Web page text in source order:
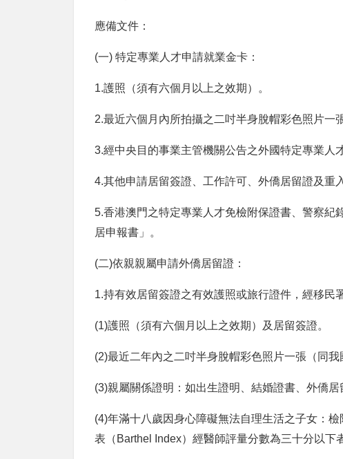
應備文件：
(一) 特定專業人才申請就業金卡：
1.護照（須有六個月以上之效期）。
2.最近六個月內所拍攝之二吋半身脫帽彩色照片一
3.經中央目的事業主管機關公告之外國特定專業人
4.其他申請居留簽證、工作許可、外僑居留證及重
5.香港澳門之特定專業人才免檢附保證書、警察
居申報書」。
(二)依親親屬申請外僑居留證：
1.持有效居留簽證之有效護照或旅行證件，經移民
(1)護照（須有六個月以上之效期）及居留簽證。
(2)最近二年內之二吋半身脫帽彩色照片一張（同我
(3)親屬關係證明：如出生證明、結婚證書、外僑
(4)年滿十八歲因身心障礙無法自理生活之子女：
表（ Barthel Index） 經醫師評量分數為三十分以下